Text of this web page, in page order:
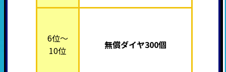
6位～
10位
無償ダイヤ300個